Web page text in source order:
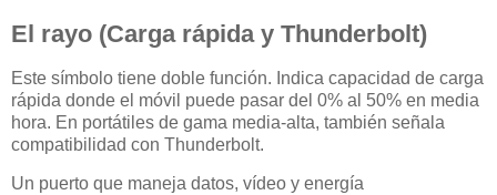
El rayo (Carga rápida y Thunderbolt)
Este símbolo tiene doble función. Indica capacidad de carga
rápida donde el móvil puede pasar del 0% al 50% en media
hora. En portátiles de gama media-alta, también señala
compatibilidad con Thunderbolt.
Un puerto que maneja datos, vídeo y energía